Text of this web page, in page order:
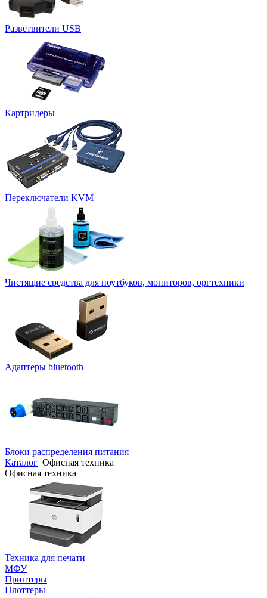
Разветвители USB
Картридеры
Переключатели KVM
Чистящие средства для ноутбуков, мониторов, оргтехники
Адаптеры bluetooth
Блоки распределения питания
Каталог Офисная техника
Офисная техника
Техника для печати
МФУ
Принтеры
Плоттеры